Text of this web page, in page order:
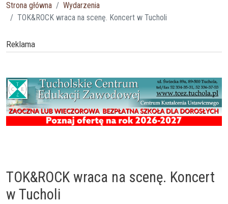
Strona główna
Wydarzenia
TOK&ROCK wraca na scenę. Koncert w Tucholi
Reklama
TOK&ROCK wraca na scenę. Koncert
w Tucholi